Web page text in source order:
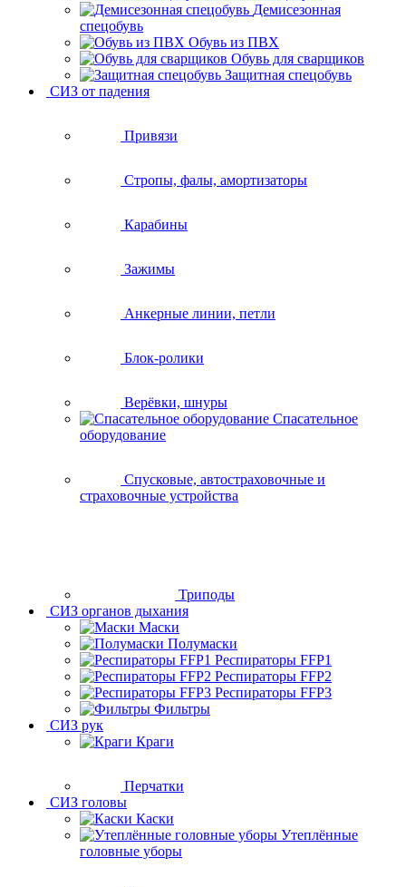
Демисезонная
спецобувь
Обувь из ПВХ
Обувь для сварщиков
Защитная спецобувь
СИЗ от падения
Привязи
Стропы, фалы, амортизаторы
Карабины
Зажимы
Анкерные линии, петли
Блок-ролики
Верёвки, шнуры
Спасательное
оборудование
Спусковые, автостраховочные и
страховочные устройства
Триподы
СИЗ органов дыхания
Маски
Полумаски
Респираторы FFP1
Респираторы FFP2
Респираторы FFP3
Фильтры
СИЗ рук
Краги
Перчатки
СИЗ головы
Каски
Утеплённые
головные уборы